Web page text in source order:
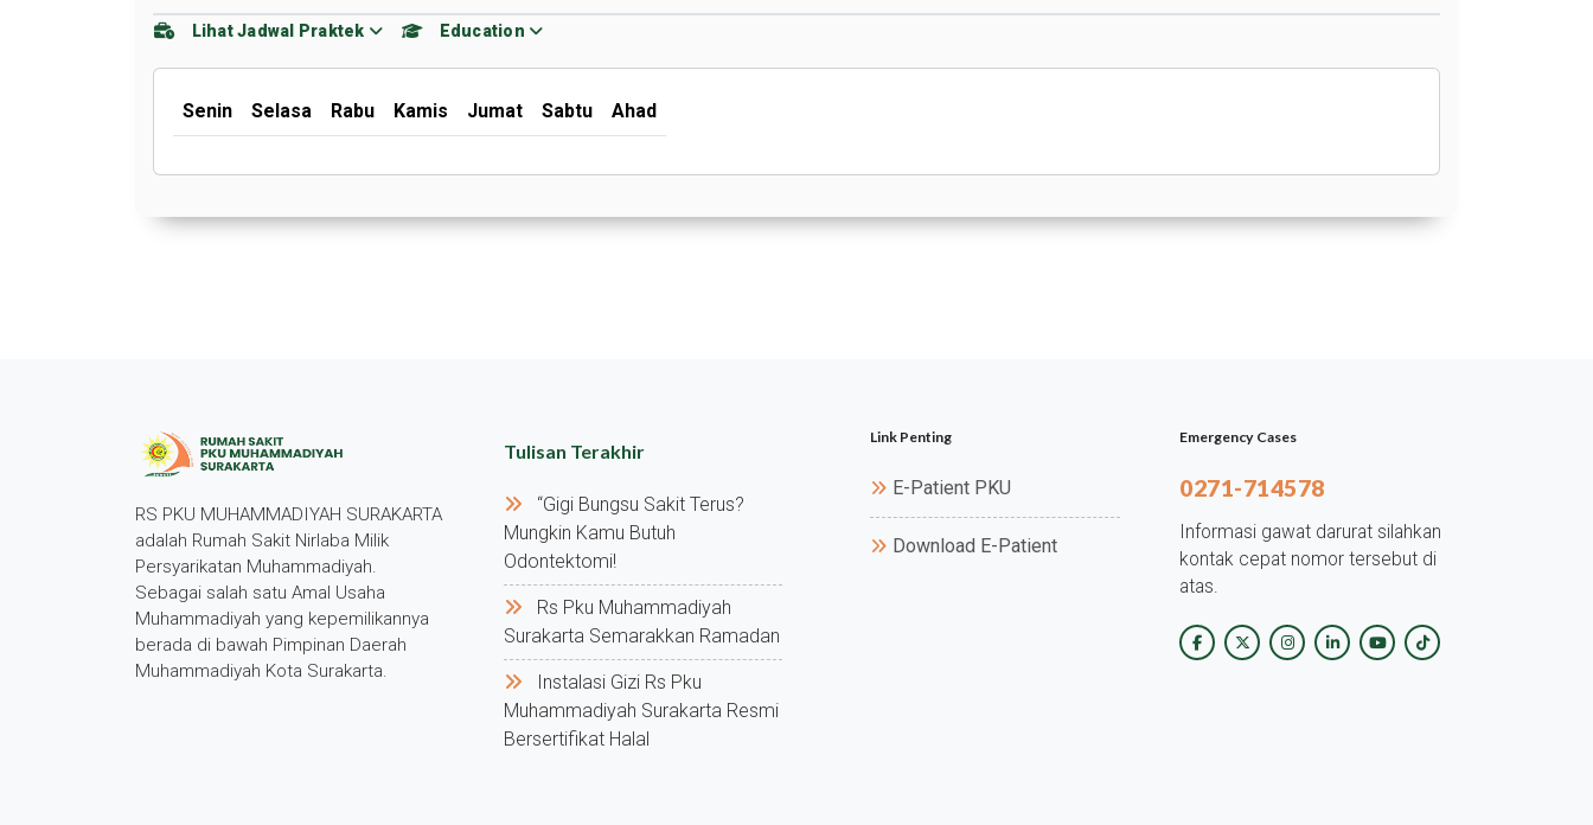
Lihat Jadwal Praktek Education
Senin Selasa Rabu Kamis Jumat Sabtu Ahad
RS PKU MUHAMMADIYAH SURAKARTA
adalah Rumah Sakit Nirlaba Milik
Persyarikatan Muhammadiyah.
Sebagai salah satu Amal Usaha
Muhammadiyah yang kepemilikannya
berada di bawah Pimpinan Daerah
Muhammadiyah Kota Surakarta.
Tulisan Terakhir
“gigi Bungsu Sakit Terus?
Mungkin Kamu Butuh
Odontektomi!
Rs Pku Muhammadiyah
Surakarta Semarakkan Ramadan
Instalasi Gizi Rs Pku
Muhammadiyah Surakarta Resmi
Bersertifikat Halal
Link Penting
E-Patient PKU
Download E-Patient
Emergency Cases
0271-714578
Informasi gawat darurat silahkan
kontak cepat nomor tersebut di
atas.